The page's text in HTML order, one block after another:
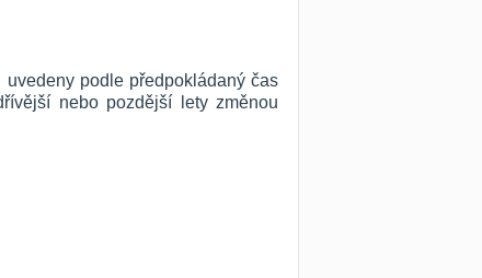
podle předpokládaný čas
nebo pozdější lety změnou